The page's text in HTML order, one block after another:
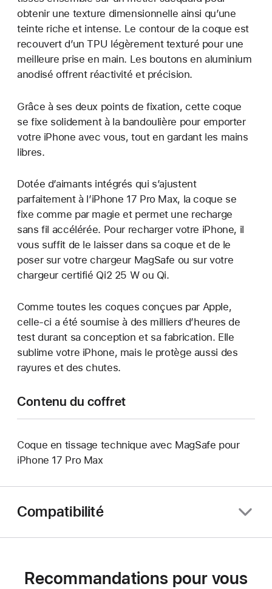
obtenir une texture dimensionnelle ainsi qu’une
teinte riche et intense. Le contour de la coque est
recouvert d’un TPU légèrement texturé pour une
meilleure prise en main. Les boutons en aluminium
anodisé offrent réactivité et précision.
Grâce à ses deux points de fixation, cette coque
se fixe solidement à la bandoulière pour emporter
votre iPhone avec vous, tout en gardant les mains
libres.
Dotée d’aimants intégrés qui s’ajustent
parfaitement à l’iPhone 17 Pro Max, la coque se
fixe comme par magie et permet une recharge
sans fil accélérée. Pour recharger votre iPhone, il
vous suffit de le laisser dans sa coque et de le
poser sur votre chargeur MagSafe ou sur votre
chargeur certifié Qi2 25 W ou Qi.
Comme toutes les coques conçues par Apple,
celle-ci a été soumise à des milliers d’heures de
test durant sa conception et sa fabrication. Elle
sublime votre iPhone, mais le protège aussi des
rayures et des chutes.
Contenu du coffret
Coque en tissage technique avec MagSafe pour
iPhone 17 Pro Max
Compatibilité
Recommandations pour vous